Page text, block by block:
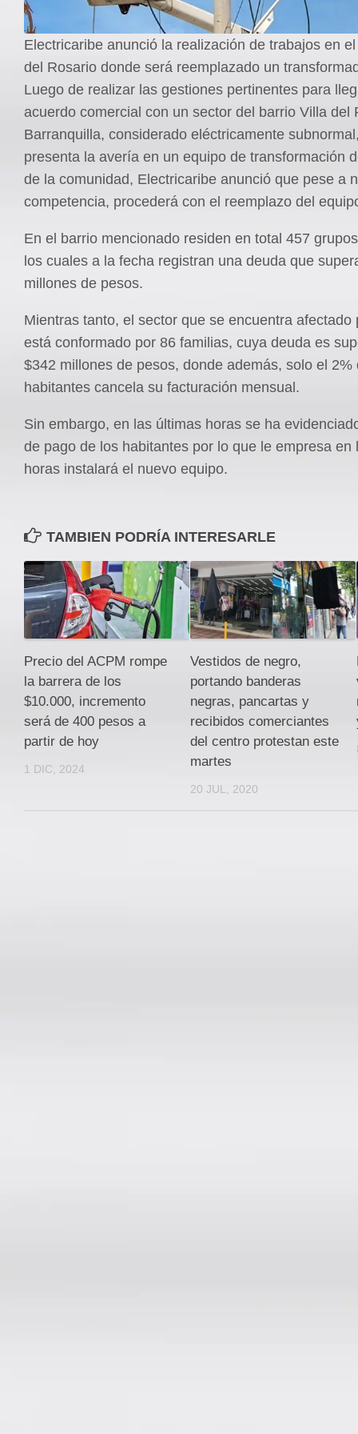
Electricaribe anunció la realización de trabajos en
del Rosario donde será reemplazado un
Luego de realizar las gestiones pertinentes para
acuerdo comercial con un sector del barrio Villa del
Barranquilla, considerado eléctricamente
presenta la avería en un equipo de transformación
de la comunidad, Electricaribe anunció que pese a
competencia, procederá con el reemplazo del
En el barrio mencionado residen en total 457
los cuales a la fecha registran una deuda que
millones de pesos.
Mientras tanto, el sector que se encuentra afectado
está conformado por 86 familias, cuya deuda es
$342 millones de pesos, donde además, solo el 2%
habitantes cancela su facturación mensual.
Sin embargo, en las últimas horas se ha
de pago de los habitantes por lo que le empresa en
horas instalará el nuevo equipo.
TAMBIEN PODRÍA INTERESARLE
Precio del ACPM rompe
la barrera de los
$10.000, incremento
será de 400 pesos a
partir de hoy
1 DIC, 2024
Vestidos de negro,
portando banderas
negras, pancartas y
recibidos comerciantes
del centro protestan este
martes
20 JUL, 2020